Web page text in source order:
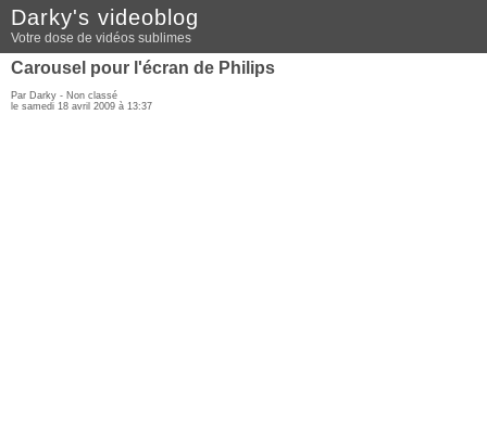
Darky's videoblog
Votre dose de vidéos sublimes
Carousel pour l'écran de Philips
Par Darky - Non classé
le samedi 18 avril 2009 à 13:37